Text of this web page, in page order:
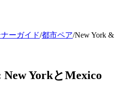
ーガイド/都市ペア/New York &
YorkとMexico